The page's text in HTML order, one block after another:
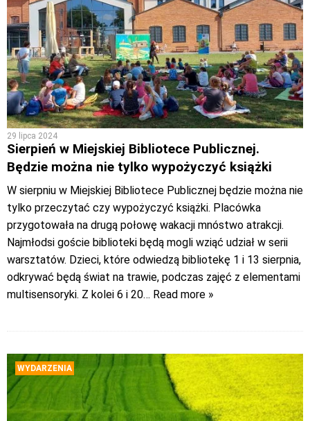
29 lipca 2024
Sierpień w Miejskiej Bibliotece Publicznej.
Będzie można nie tylko wypożyczyć książki
W sierpniu w Miejskiej Bibliotece Publicznej będzie można nie
tylko przeczytać czy wypożyczyć książki. Placówka
przygotowała na drugą połowę wakacji mnóstwo atrakcji.
Najmłodsi goście biblioteki będą mogli wziąć udział w serii
warsztatów. Dzieci, które odwiedzą bibliotekę 1 i 13 sierpnia,
odkrywać będą świat na trawie, podczas zajęć z elementami
multisensoryki. Z kolei 6 i 20… Read more »
WYDARZENIA